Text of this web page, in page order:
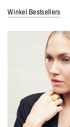
Winkel Bestsellers